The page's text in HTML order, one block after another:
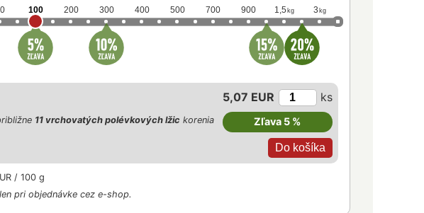
100 200 300 400 500 700 900 1,5 kg 3 kg
5,07 EUR ks
Zľava 5 %
11 vrchovatých polévkových lžic korenia
/ 100 g
pri objednávke cez e-shop.